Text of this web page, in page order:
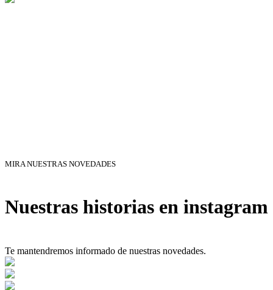
MIRA NUESTRAS NOVEDADES
Nuestras historias en instagram
Te mantendremos informado de nuestras novedades.